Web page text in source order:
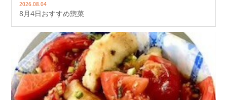
2026.08.04
8月4日おすすめ惣菜